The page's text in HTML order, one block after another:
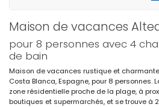
Maison de vacances
pour 8 personnes avec 4
de bain
Maison de vacances rustique et
Costa Blanca, Espagne, pour 8 personnes.
zone résidentielle proche de la plage, à
boutiques et supermarchés, et se trouve à